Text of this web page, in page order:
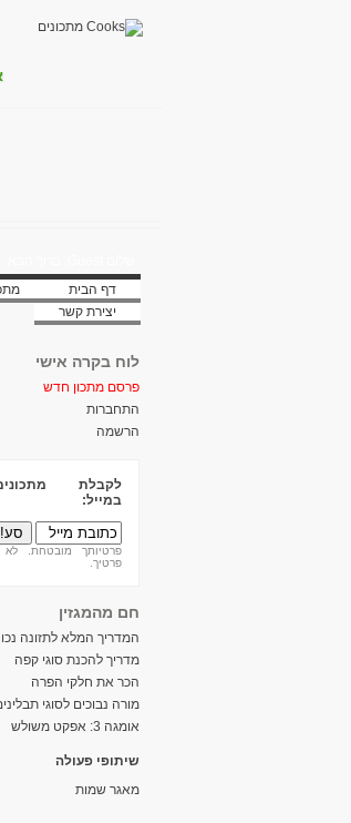
דף הבית
יצירת קשר
לוח בקרה אישי
פרסם מתכון חדש
התחברות
הרשמה
לקבלת
במייל:
פרטיותך מובטחת.
פרטיך.
חם מהמגזין
המדריך המלא לתזונה
מדריך להכנת סוגי קפה
הכר את חלקי הפרה
מורה נבוכים לסוגי
אומגה 3: אפקט משולש
שיתופי פעולה
מאגר שמות